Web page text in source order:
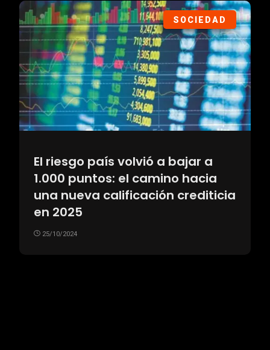
SOCIEDAD
El riesgo país volvió a bajar a
1.000 puntos: el camino hacia
una nueva calificación crediticia
en 2025
25/10/2024